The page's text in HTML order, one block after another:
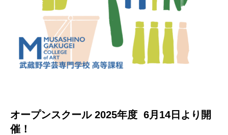
オープンスクール 2025年度 6月14日より開
催！